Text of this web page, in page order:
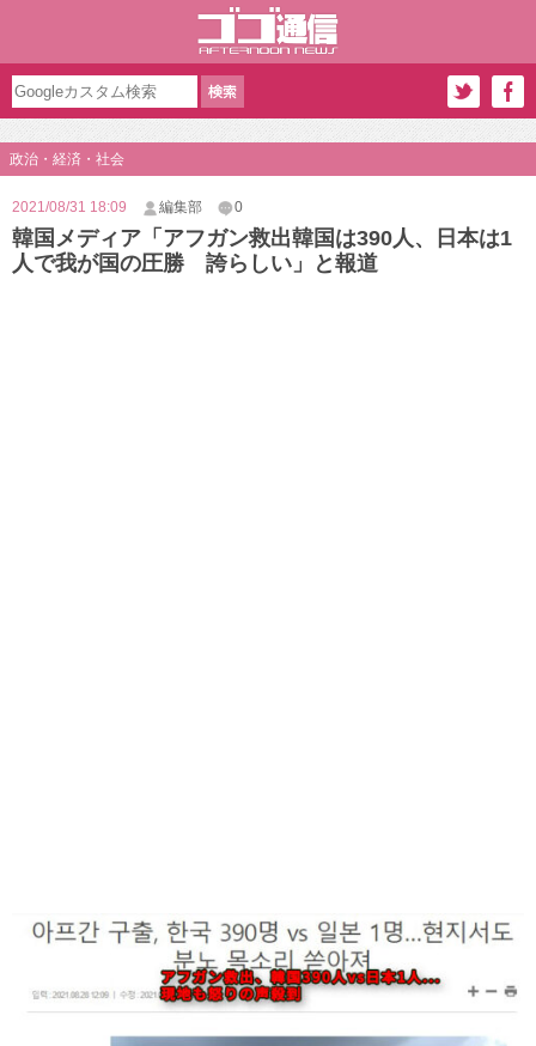
政治・経済・社会
2021/08/31 18:09 編集部 0
韓国メディア「アフガン救出韓国は390人、日本は1
人で我が国の圧勝 誇らしい」と報道